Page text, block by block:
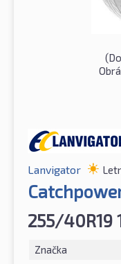
Lanvigator
255/40R19
Značka